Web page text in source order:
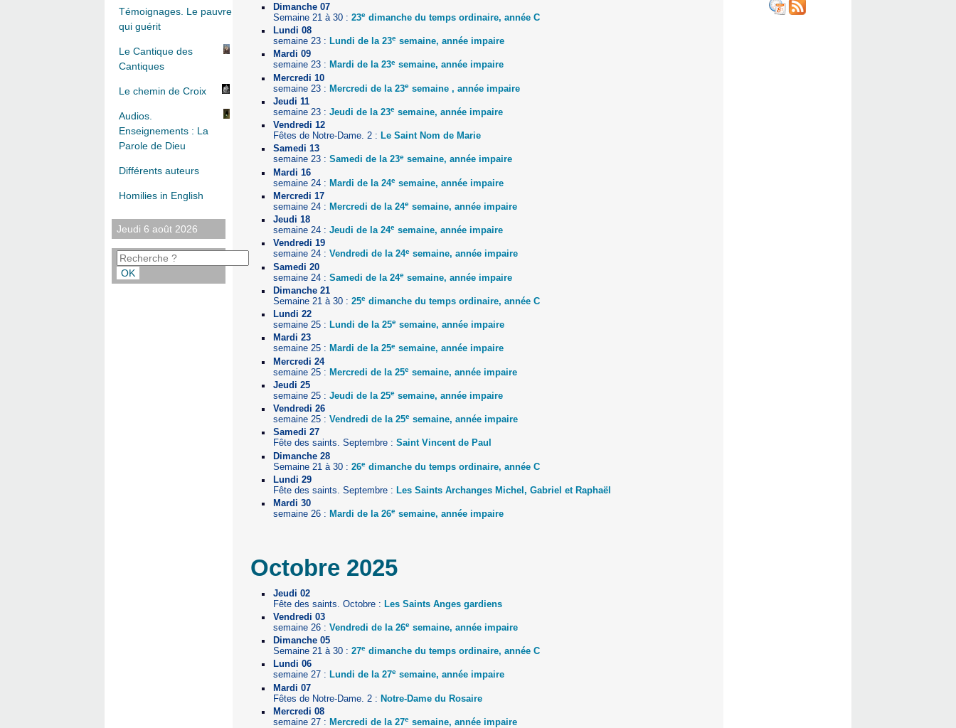
Dimanche 07
Semaine 21 à 30 :23e dimanche du temps ordinaire, année C
Lundi 08
semaine 23 : Lundi de la 23e semaine, année impaire
Mardi 09
semaine 23 : Mardi de la 23e semaine, année impaire
Mercredi 10
semaine 23 :Mercredi de la 23e semaine , année impaire
Jeudi 11
semaine 23 :Jeudi de la 23e semaine, année impaire
Vendredi 12
Fêtes de Notre-Dame. 2 : Le Saint Nom de Marie
Samedi 13
semaine 23 :Samedi de la 23e semaine, année impaire
Mardi 16
semaine 24 :Mardi de la 24e semaine, année impaire
Mercredi 17
semaine 24 : Mercredi de la 24e semaine, année impaire
Jeudi 18
semaine 24 :Jeudi de la 24e semaine, année impaire
Vendredi 19
semaine 24 :Vendredi de la 24e semaine, année impaire
Samedi 20
semaine 24 :Samedi de la 24e semaine, année impaire
Dimanche 21
Semaine 21 à 30 :25e dimanche du temps ordinaire, année C
Lundi 22
semaine 25 : Lundi de la 25e semaine, année impaire
Mardi 23
semaine 25 : Mardi de la 25e semaine, année impaire
Mercredi 24
semaine 25 :Mercredi de la 25e semaine, année impaire
Jeudi 25
semaine 25 :Jeudi de la 25e semaine, année impaire
Vendredi 26
semaine 25 :Vendredi de la 25e semaine, année impaire
Samedi 27
Fête des saints. Septembre :Saint Vincent de Paul
Dimanche 28
Semaine 21 à 30 :26e dimanche du temps ordinaire, année C
Lundi 29
Fête des saints. Septembre : Les Saints Archanges Michel, Gabriel et Raphaël
Mardi 30
semaine 26 : Mardi de la 26e semaine, année impaire
Octobre 2025
Jeudi 02
Fête des saints. Octobre :Les Saints Anges gardiens
Vendredi 03
semaine 26 :Vendredi de la 26e semaine, année impaire
Dimanche 05
Semaine 21 à 30 :27e dimanche du temps ordinaire, année C
Lundi 06
semaine 27 : Lundi de la 27e semaine, année impaire
Mardi 07
Fêtes de Notre-Dame. 2 :Notre-Dame du Rosaire
Mercredi 08
semaine 27 : Mercredi de la 27e semaine, année impaire
Témoignages. Le pauvre
qui guérit
Le Cantique des
Cantiques
Le chemin de Croix
Audios.
Enseignements : La
Parole de Dieu
Différents auteurs
Homilies in English
Jeudi 6 août 2026